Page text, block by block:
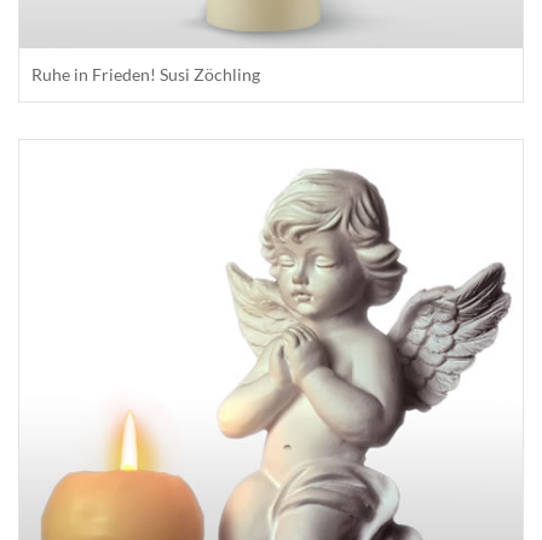
Ruhe in Frieden! Susi Zöchling